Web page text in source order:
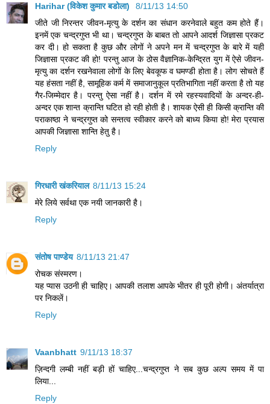
Harihar (विकेश कुमार बडोला)
8/11/13 14:50
जीते जी निरन्‍तर जीवन-मृत्‍यु के दर्शन का संधान करनेवाले बहुत कम होते हैं।
इनमें एक चन्‍द्रगुप्‍त भी था। चन्‍द्रगुप्‍त के बाबत तो आपने आदर्श जिज्ञासा प्रकट
कर दी। हो सकता है कुछ और लोगों ने अपने मन में चन्‍द्रगुप्‍त के बारे में यही
जिज्ञासा प्रकट की हो! परन्‍तु आज के ठोस वैज्ञानिक-केन्द्रित युग में ऐसे जीवन-
मृत्‍यु का दर्शन रखनेवाला लोगों के लिए बेव‍कूफ व घमण्‍डी होता है। लोग सोचते हैं
यह हंसता नहीं है, सामूहिक कर्म में समाजानुकूल प्रतिभागिता नहीं करता है तो यह
गैर-जिम्‍मेदार है। परन्‍तु ऐसा नहीं है। दर्शन में रमे रहस्‍यवादियों के अन्‍दर-ही-
अन्‍दर एक शान्‍त क्रान्ति घटित हो रही होती है। शायक ऐसी ही किसी क्रान्ति की
पराकाष्‍ठा ने चन्‍द्रगुप्‍त को सन्‍तत्‍व स्‍वीकार करने को बाध्‍य किया हो! मेरा प्रयास
आपकी जिज्ञासा शान्ति हेतु है।
Reply
गिरधारी खंकरियाल 8/11/13 15:24
मेरे लिये सर्वथा एक नयी जानकारी है।
Reply
संतोष पाण्डेय 8/11/13 21:47
रोचक संस्मरण।
यह प्यास उठनी ही चाहिए। आपकी तलाश आपके भीतर ही पूरी होगी। अंतर्यात्रा
पर निकलें।
Reply
Vaanbhatt 9/11/13 18:37
ज़िन्दगी लम्बी नहीं बड़ी हों चाहिए...चन्द्रगुप्त ने सब कुछ अल्प समय में पा
लिया...
Reply